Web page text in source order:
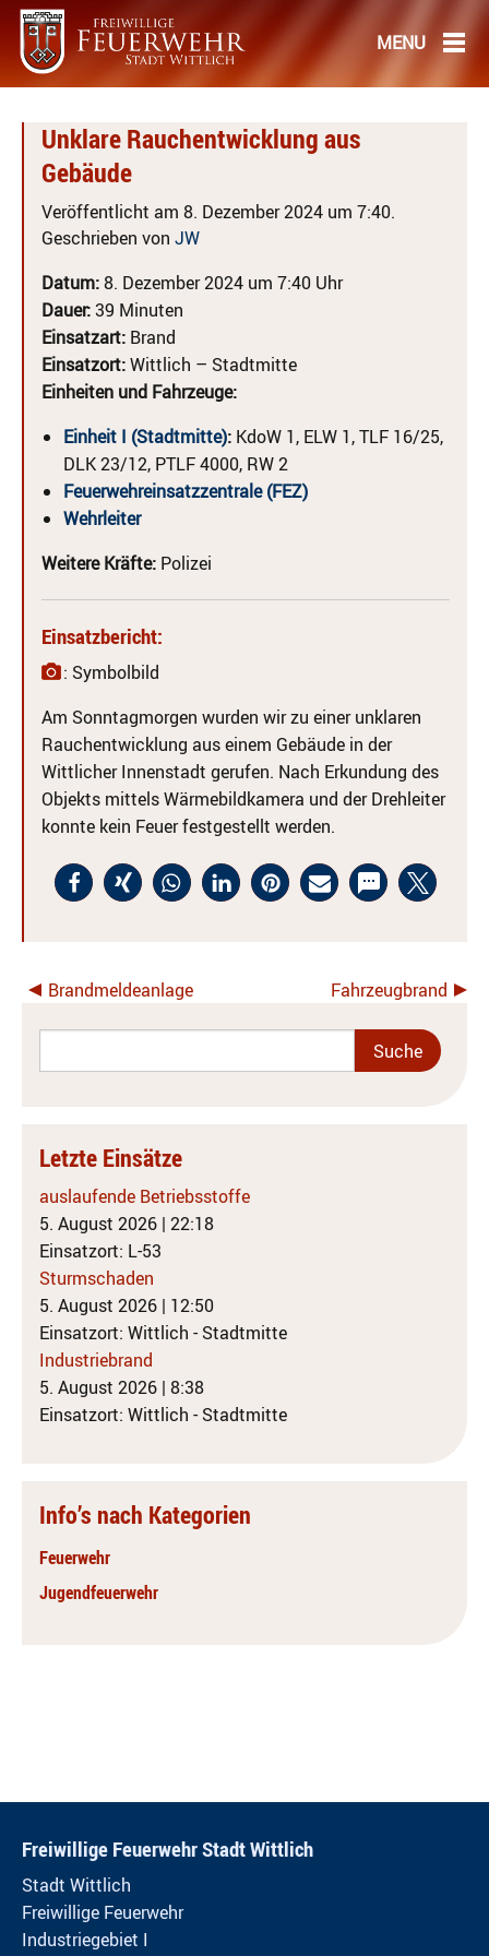
Unklare Rauchentwicklung aus
Gebäude
Veröffentlicht am 8. Dezember 2024 um 7:40.
Geschrieben von JW
Datum:8. Dezember 2024 um 7:40 Uhr
Dauer:39 Minuten
Einsatzart: Brand
Einsatzort:Wittlich – Stadtmitte
Einheiten und Fahrzeuge:
Einheit I (Stadtmitte): KdoW 1, ELW 1, TLF 16/25,
DLK 23/12, PTLF 4000, RW 2
Feuerwehreinsatzzentrale (FEZ)
Wehrleiter
Weitere Kräfte: Polizei
Einsatzbericht:
: Symbolbild
Am Sonntagmorgen wurden wir zu einer unklaren
Rauchentwicklung aus einem Gebäude in der
Wittlicher Innenstadt gerufen. Nach Erkundung des
Objekts mittels Wärmebildkamera und der Drehleiter
konnte kein Feuer festgestellt werden.
Brandmeldeanlage Fahrzeugbrand
Letzte Einsätze
auslaufende Betriebsstoffe
5. August 2026 | 22:18
Einsatzort: L-53
Sturmschaden
5. August 2026 | 12:50
Einsatzort: Wittlich - Stadtmitte
Industriebrand
5. August 2026 | 8:38
Einsatzort: Wittlich - Stadtmitte
Info’s nach Kategorien
Feuerwehr
Jugendfeuerwehr
Freiwillige Feuerwehr Stadt Wittlich
Stadt Wittlich
Freiwillige Feuerwehr
Industriegebiet I